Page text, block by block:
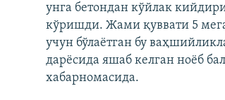
унга бетондан кўйлак
кўришди. Жами қуввати 5
учун бўлаётган бу
дарёсида яшаб келган ноёб
хабарномасида.